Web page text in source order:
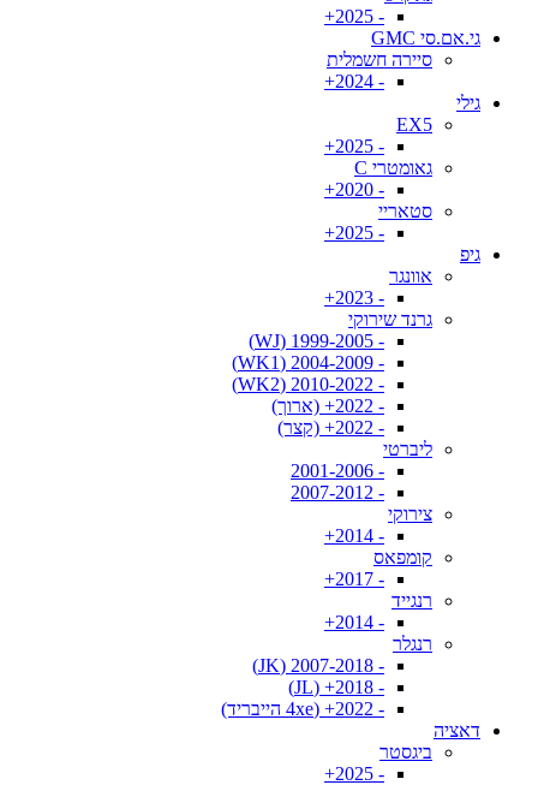
- 2025+
גי.אם.סי GMC
סיירה חשמלית
- 2024+
גילי
EX5
- 2025+
גאומטרי C
- 2020+
סטאריי
- 2025+
גיפ
אוונגר
- 2023+
גרנד שירוקי
- 1999-2005 (WJ)
- 2004-2009 (WK1)
- 2010-2022 (WK2)
- 2022+ (ארוך)
- 2022+ (קצר)
ליברטי
- 2001-2006
- 2007-2012
צירוקי
- 2014+
קומפאס
- 2017+
רנגייד
- 2014+
רנגלר
- 2007-2018 (JK)
- 2018+ (JL)
- 2022+ (4xe הייבריד)
דאציה
ביגסטר
- 2025+